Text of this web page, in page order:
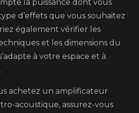
la puissance dont vous
d’effets que vous souhaitez
également vérifier les
et les dimensions du
à votre espace et à
achetez un amplificateur
acoustique, assurez-vous